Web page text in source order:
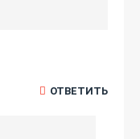
ОТВЕТИТЬ